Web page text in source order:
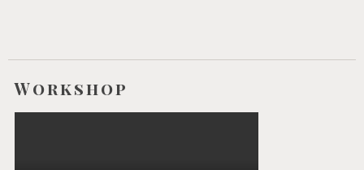
K
N
Workshop